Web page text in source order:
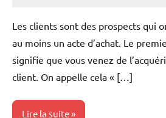
Les clients sont des prospects qui
au moins un acte d’achat. Le
signifie que vous venez de
client. On appelle cela « […]
Lire la suite